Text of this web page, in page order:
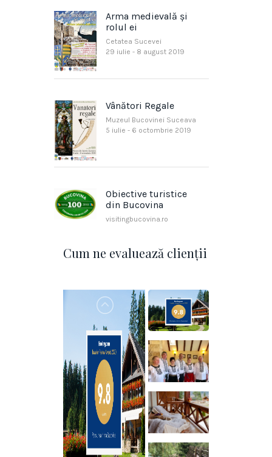
Arma medievală și
rolul ei
Cetatea Sucevei
29 iulie - 8 august 2019
Vânători Regale
Muzeul Bucovinei Suceava
5 iulie - 6 octombrie 2019
Obiective turistice
din Bucovina
visitingbucovina.ro
Cum ne evaluează clienţii